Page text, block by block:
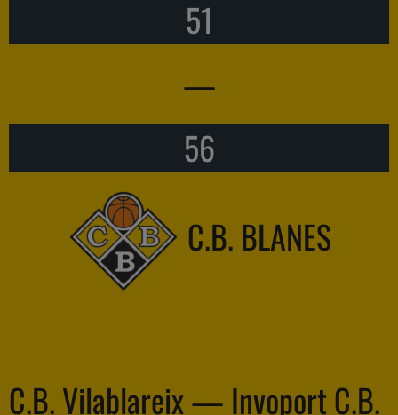
51
—
56
C.B. BLANES
C.B. Vilablareix — Invoport C.B.